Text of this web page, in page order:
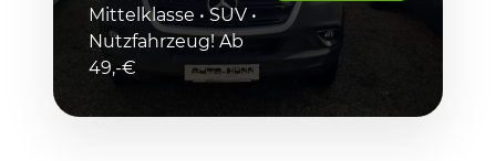
Mittelklasse • SUV •
Nutzfahrzeug! Ab
49,-€